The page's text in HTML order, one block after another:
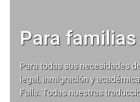
Para familias
Para todas sus necesidades
legal, inmigración y
Falls. Todas nuestras